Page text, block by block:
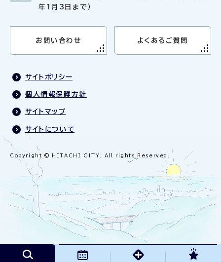
年1月3日まで）
お問い合わせ よくあるご質問
サイトポリシー
個人情報保護方針
サイトマップ
サイトについて
Copyright © HITACHI CITY. All rights Reserved.